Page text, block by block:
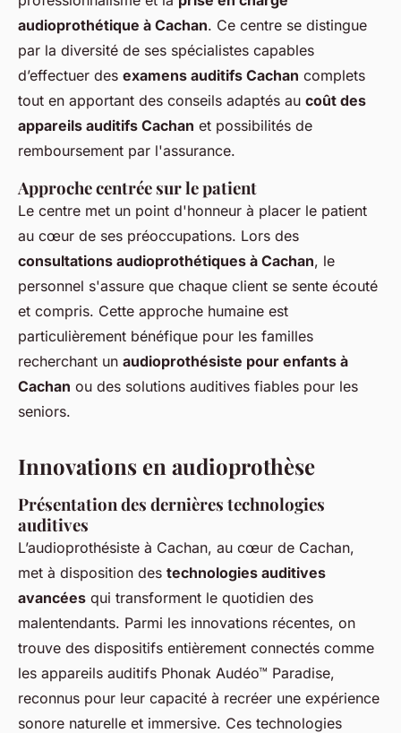
audioprothétique à Cachan. Ce centre se distingue
par la diversité de ses spécialistes capables
d’effectuer des examens auditifs Cachan complets
tout en apportant des conseils adaptés au coût des
appareils auditifs Cachan et possibilités de
remboursement par l'assurance.
Approche centrée sur le patient
Le centre met un point d'honneur à placer le patient
au cœur de ses préoccupations. Lors des
consultations audioprothétiques à Cachan, le
personnel s'assure que chaque client se sente écouté
et compris. Cette approche humaine est
particulièrement bénéfique pour les familles
recherchant un audioprothésiste pour enfants à
Cachan ou des solutions auditives fiables pour les
seniors.
Innovations en audioprothèse
Présentation des dernières technologies
auditives
L’audioprothésiste à Cachan, au cœur de Cachan,
met à disposition des technologies auditives
avancées qui transforment le quotidien des
malentendants. Parmi les innovations récentes, on
trouve des dispositifs entièrement connectés comme
les appareils auditifs Phonak Audéo™ Paradise,
reconnus pour leur capacité à recréer une expérience
sonore naturelle et immersive. Ces technologies